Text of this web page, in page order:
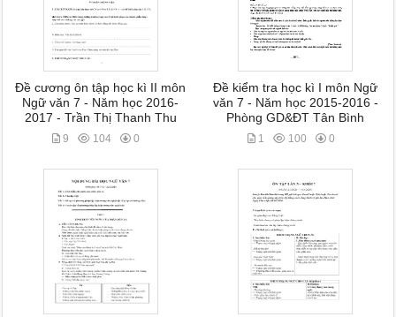
Đề cương ôn tập học kì II môn
Ngữ văn 7 - Năm học 2016-
2017 - Trần Thị Thanh Thu
9 104 0
Đề kiểm tra học kì I môn Ngữ
văn 7 - Năm học 2015-2016 -
Phòng GD&ĐT Tân Bình
1 100 0